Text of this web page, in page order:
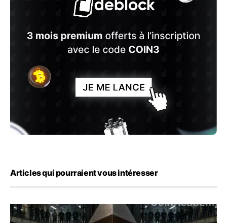
Articles qui pourraient vous intéresser
ETH : Ethereum veut brûler les récompenses des